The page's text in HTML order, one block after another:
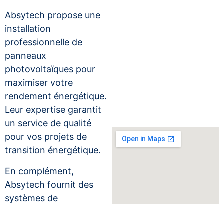
Absytech propose une
installation
professionnelle de
panneaux
photovoltaïques pour
maximiser votre
rendement énergétique.
Leur expertise garantit
un service de qualité
pour vos projets de
transition énergétique.
En complément,
Absytech fournit des
systèmes de